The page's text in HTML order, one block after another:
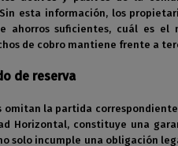
esta información, los
ahorros suficientes, cuál es el
de cobro mantiene frente a
de reserva
omitan la partida
Horizontal, constituye una
solo incumple una obligación